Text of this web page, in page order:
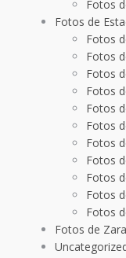
Fotos
Fotos de
Fotos
Fotos
Fotos
Fotos
Fotos
Fotos
Fotos
Fotos
Fotos
Fotos
Fotos
Fotos de